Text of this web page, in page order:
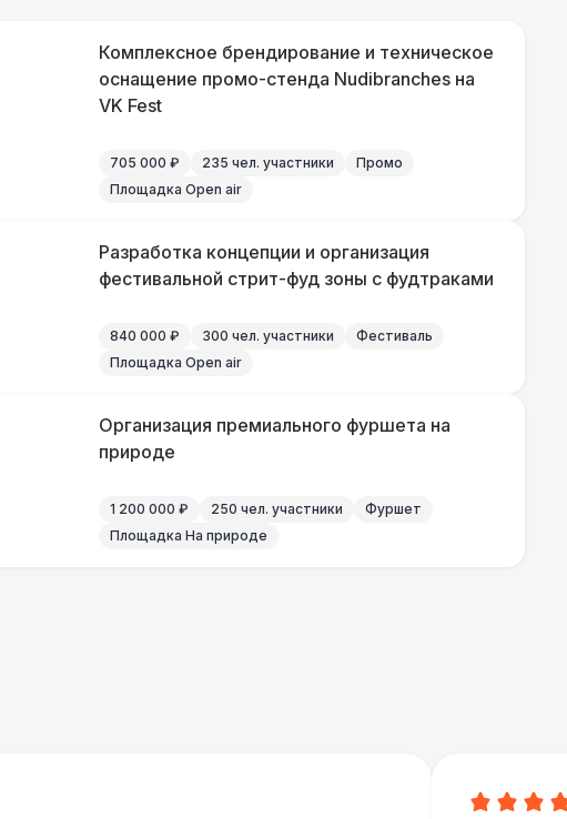
Комплексное брендирование и техническое
оснащение промо-стенда Nudibranches на
VK Fest
705 000 ₽ 235 чел. участники
Промо
Площадка Open air
Разработка концепции и организация
фестивальной стрит-фуд зоны с фудтраками
840 000 ₽ 300 чел. участники
Фестиваль
Площадка Open air
Организация премиального фуршета на
природе
1 200 000 ₽ 250 чел. участники
Фуршет
Площадка На природе